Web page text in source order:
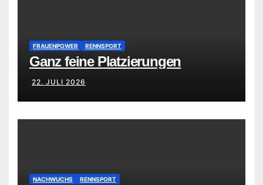
FRAUENPOWER RENNSPORT
Ganz feine Platzierungen
22. JULI 2026
NACHWUCHS RENNSPORT